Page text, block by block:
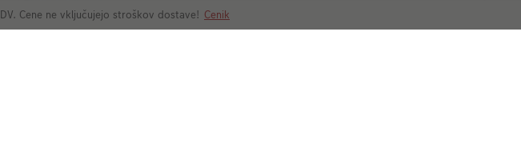
Cene ne vključujejo stroškov dostave! Cenik